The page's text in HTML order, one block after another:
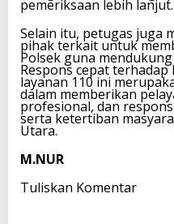
pemeriksaan lebih lanjut.
Selain itu, petugas juga
pihak terkait untuk
Polsek guna
Respons cepat
layanan 110 ini
dalam memberikan
profesional, dan
serta ketertiban
Utara.
M.NUR
Tuliskan Komentar